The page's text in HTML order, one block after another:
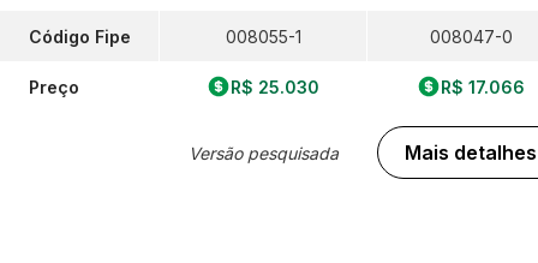
Código Fipe
Preço
008055-1
R$ 25.030
Versão pesquisada
008047-0
R$ 17.066
Mais detalhes